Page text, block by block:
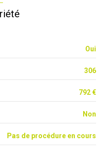
Oui
306
792 €
Non
Pas de procédure en cours